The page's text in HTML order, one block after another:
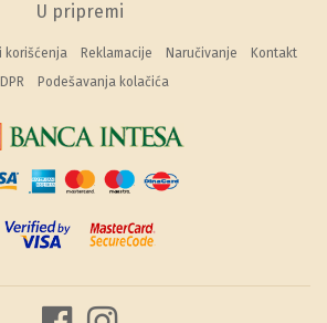
U pripremi
korišćenja Reklamacije Naručivanje
Kontakt
Podešavanja kolačića